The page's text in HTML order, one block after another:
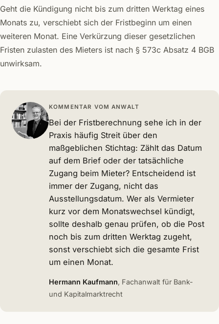
Geht die Kündigung nicht bis zum dritten Werktag eines
Monats zu, verschiebt sich der Fristbeginn um einen
weiteren Monat. Eine Verkürzung dieser gesetzlichen
Fristen zulasten des Mieters ist nach § 573c Absatz 4 BGB
unwirksam.
KOMMENTAR VOM ANWALT
Bei der Fristberechnung sehe ich in der
Praxis häufig Streit über den
maßgeblichen Stichtag: Zählt das Datum
auf dem Brief oder der tatsächliche
Zugang beim Mieter? Entscheidend ist
immer der Zugang, nicht das
Ausstellungsdatum. Wer als Vermieter
kurz vor dem Monatswechsel kündigt,
sollte deshalb genau prüfen, ob die Post
noch bis zum dritten Werktag zugeht,
sonst verschiebt sich die gesamte Frist
um einen Monat.
Hermann Kaufmann, Fachanwalt für Bank-
und Kapitalmarktrecht